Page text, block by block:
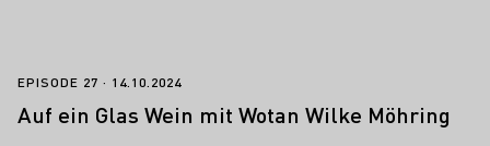
Auf ein Glas Wein mit Wotan Wilke
EPISODE 27 14.10.2024
Auf ein Glas Wein mit Wotan Wilke Möhring